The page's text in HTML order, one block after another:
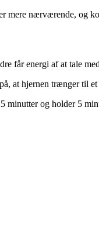
mere nærværende, og
får energi af at tale
at hjernen trænger til
og holder 5